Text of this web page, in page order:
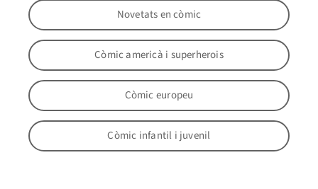
Novetats en còmic
Còmic americà i superherois
Còmic europeu
Còmic infantil i juvenil